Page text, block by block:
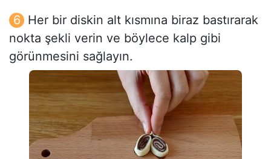
Her bir diskin alt kısmına biraz bastırarak
nokta şekli verin ve böylece kalp gibi
görünmesini sağlayın.